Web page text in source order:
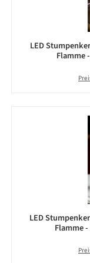
LED
Flamme
LED
Flamme